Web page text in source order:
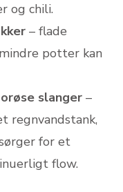
og chili.
– flade
potter kan
slanger –
regnvandstank,
for et
flow.